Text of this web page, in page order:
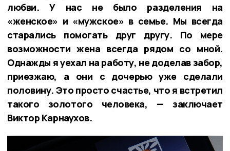
любви. У нас не было разделения на
«женское» и «мужское» в семье. Мы всегда
старались помогать друг другу. По мере
возможности жена всегда рядом со мной.
Однажды я уехал на работу, не доделав забор,
приезжаю, а они с дочерью уже сделали
половину. Это просто счастье, что я встретил
такого золотого человека, — заключает
Виктор Карнаухов.